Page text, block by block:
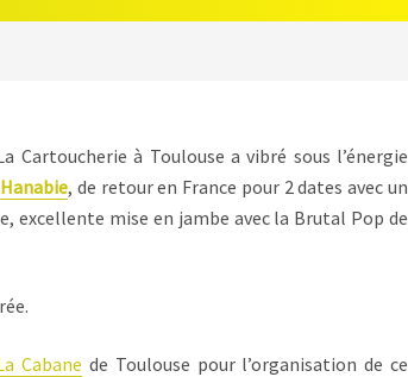
Cartoucherie à Toulouse a vibré sous l’énergie
Hanabie, de retour en France pour 2 dates avec un
excellente mise en jambe avec la Brutal Pop de
Cabane de Toulouse pour l’organisation de ce